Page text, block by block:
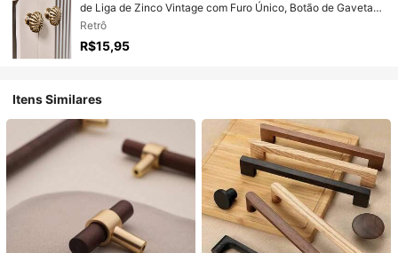
de Liga de Zinco Vintage com Furo Único, Botão de Gaveta
de Cômoda Retrô, Puxador de Porta Rústico, Ferragem de
Móveis de Gabinete
Retrô
R$15,95
Itens Similares